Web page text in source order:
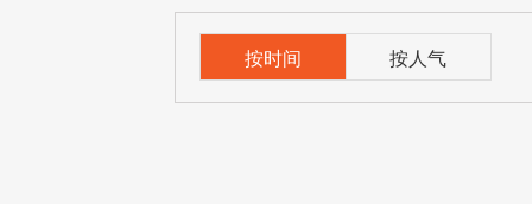
按时间 按人气